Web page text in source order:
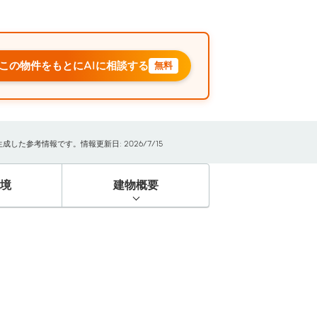
の物件をもとにAIに相談する 無料
した参考情報です。情報更新日: 2026/7/15
建物概要